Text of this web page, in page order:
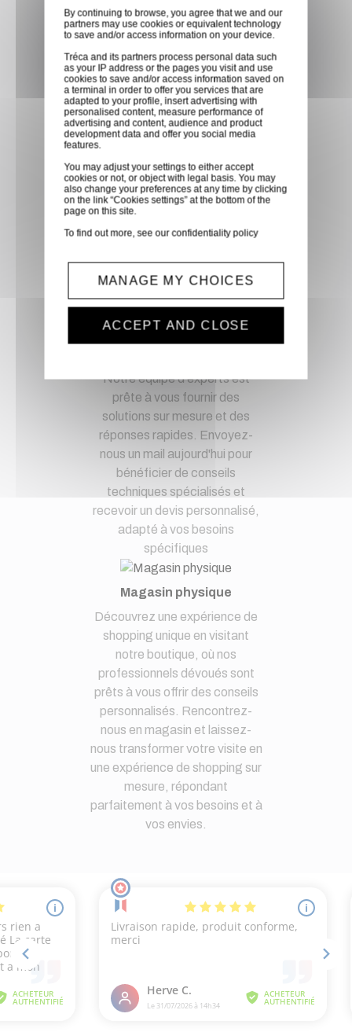
directement en magasin ou
faites vous livrer chez vous ou
dans les points relais de notre
partenaire GLS, partout en
France métropolitaine et en
Europe entre 24h et 48h après
mise à disposition des produits
Paiement sécurisé
Paiement CB, virement,
Paypal, ...
Service client
Optez pour la tranquillité
d'esprit en confiant vos
demandes techniques et devis
Notre équipe d'experts est
prête à vous fournir des
solutions sur mesure et des
réponses rapides. Envoyez-
nous un mail aujourd'hui pour
bénéficier de conseils
techniques spécialisés et
recevoir un devis personnalisé,
adapté à vos besoins
spécifiques
Magasin physique
Découvrez une expérience de
shopping unique en visitant
notre boutique, où nos
professionnels dévoués sont
prêts à vous offrir des conseils
personnalisés. Rencontrez-
nous en magasin et laissez-
nous transformer votre visite en
une expérience de shopping sur
mesure, répondant
parfaitement à vos besoins et à
vos envies.
By continuing to browse, you agree that we and our
partners may use cookies or equivalent technology
to save and/or access information on your device.
Tréca and its partners process personal data such
as your IP address or the pages you visit and use
cookies to save and/or access information saved on
a terminal in order to offer you services that are
adapted to your profile, insert advertising with
personalised content, measure performance of
advertising and content, audience and product
development data and offer you social media
features.
You may adjust your settings to either accept
cookies or not, or object with legal basis. You may
also change your preferences at any time by clicking
on the link “Cookies settings” at the bottom of the
page on this site.
To find out more, see ourconfidentiality policy
MANAGE MY CHOICES
ACCEPT AND CLOSE